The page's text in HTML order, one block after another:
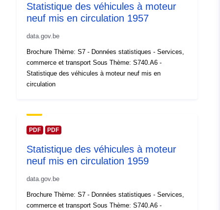
https://statbel.fgov.be/en
Compte rendu du
Mise à jour sur data.europa.eu:
30 July 2026
Type:
Polygon
uriRef:
http://data.europa.eu/88u/dataset/
id
Statistique des véhicules à moteur
neuf mis en circulation 1957
data.gov.be
Brochure Thème: S7 - Données statistiques - Services,
commerce et transport Sous Thème: S740.A6 -
Statistique des véhicules à moteur neuf mis en
circulation
PDF PDF
Statistique des véhicules à moteur
neuf mis en circulation 1959
data.gov.be
Brochure Thème: S7 - Données statistiques - Services,
commerce et transport Sous Thème: S740.A6 -